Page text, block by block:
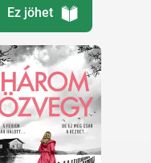
Ez jöhet